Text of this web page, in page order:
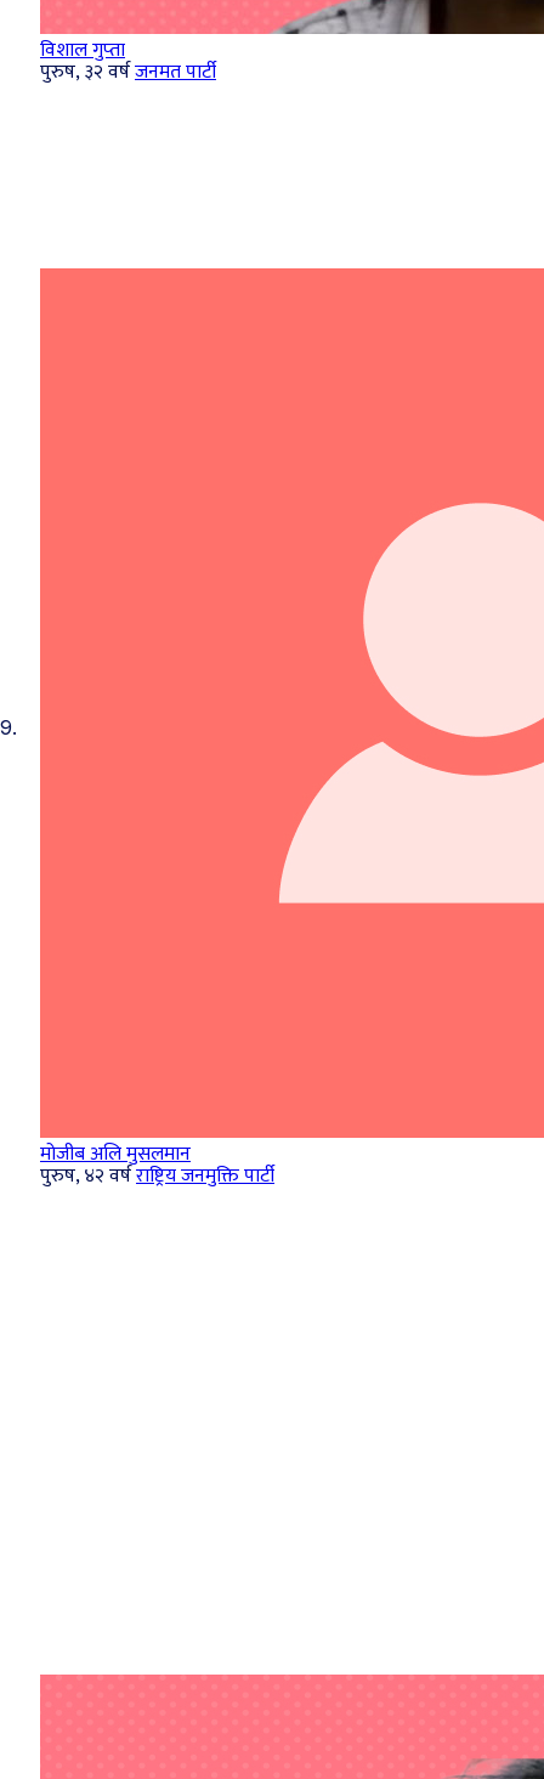
विशाल गुप्‍ता
पुरुष, ३२ वर्षजनमत पार्टी
9.
मोजीब अलि मुसलमान
पुरुष, ४२ वर्षराष्ट्रिय जनमुक्ति पार्टी